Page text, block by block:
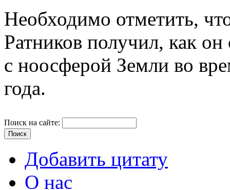
Необходимо отметить,
Ратников получил, как он
с ноосферой Земли во
года.
Поиск на сайте:
Добавить цитату
О нас